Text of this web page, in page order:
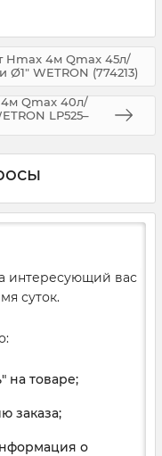
Hmax 4м Qmax 45л/
WETRON (774213)
Qmax 40л/
LР525–
интересующий вас
суток.
на товаре;
заказа;
о